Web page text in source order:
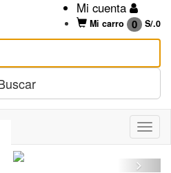
Mi cuenta
Mi carro 0 S/.0